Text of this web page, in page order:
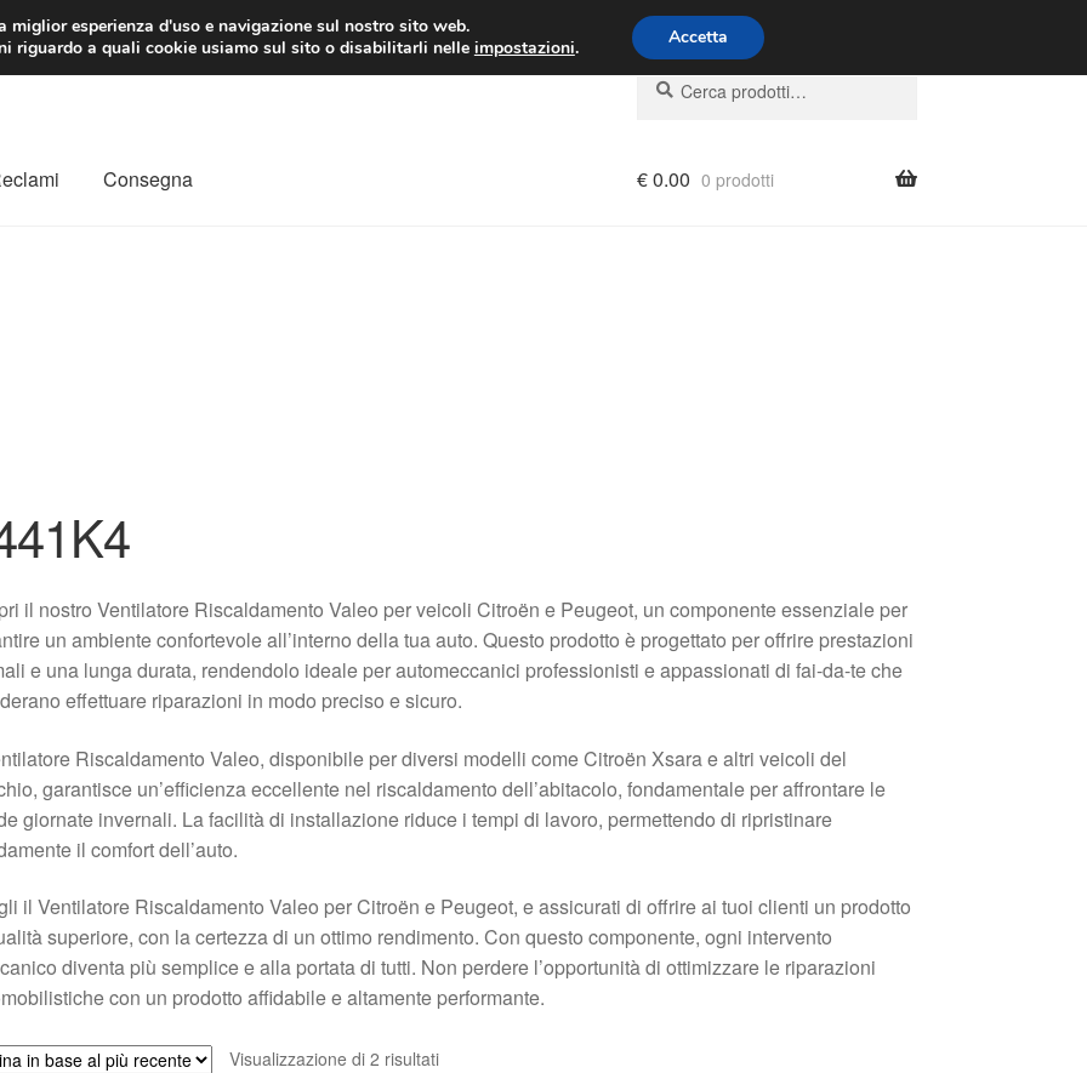
EUR Lun-Ven 9:00 - 16:00 800 580 290
Cerca:
Cerca
Consegna €0.00 0 prodotti
il nostro Ventilatore Riscaldamento Valeo per veicoli Citroën e Peugeot, un componente essenziale per
un ambiente confortevole all’interno della tua auto. Questo prodotto è progettato per offrire prestazioni
e una lunga durata, rendendolo ideale per automeccanici professionisti e appassionati di fai-da-te che
effettuare riparazioni in modo preciso e sicuro.
Riscaldamento Valeo, disponibile per diversi modelli come Citroën Xsara e altri veicoli del
garantisce un’efficienza eccellente nel riscaldamento dell’abitacolo, fondamentale per affrontare le
giornate invernali. La facilità di installazione riduce i tempi di lavoro, permettendo di ripristinare
il comfort dell’auto.
il Ventilatore Riscaldamento Valeo per Citroën e Peugeot, e assicurati di offrire ai tuoi clienti un prodotto
superiore, con la certezza di un ottimo rendimento. Con questo componente, ogni intervento
diventa più semplice e alla portata di tutti. Non perdere l’opportunità di ottimizzare le riparazioni
con un prodotto affidabile e altamente performante.
Visualizzazione di 2 risultatiOrdina
esperienza d'uso e navigazione sul nostro sito web.
riguardo a quali cookie usiamo sul sito o disabilitarli nelle impostazioni. Accetta